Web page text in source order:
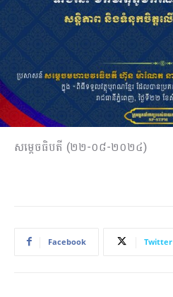
សម្តេចធិបតី (២២-០៨-២០២៤)
Facebook Twitter